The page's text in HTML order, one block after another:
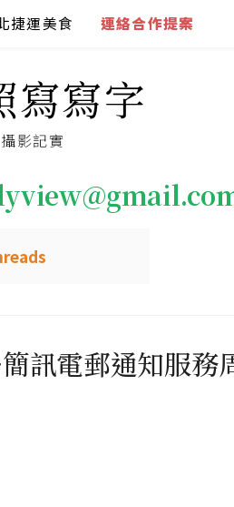
捷運美食 連絡合作提案
寫寫字
影記實
訊電郵通知服務